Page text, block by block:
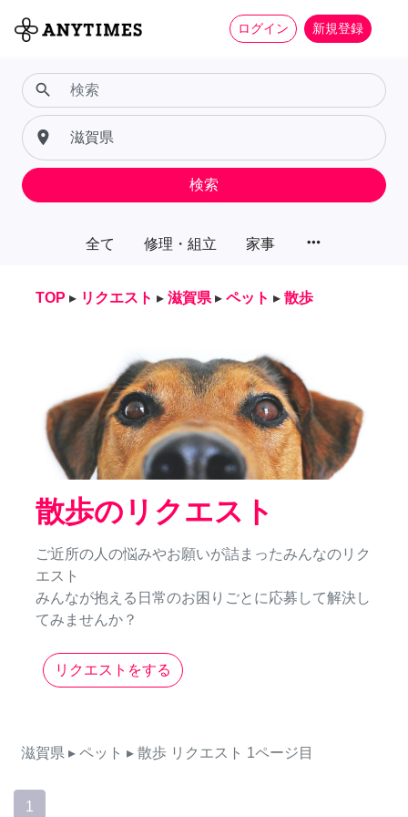
ログイン 新規登録
全て 修理・組立 家事 more_horiz
search
place
検索
TOP ▸ リクエスト ▸ 滋賀県 ▸ ペット ▸ 散歩
散歩のリクエスト
ご近所の人の悩みやお願いが詰まったみんなのリク
エスト
みんなが抱える日常のお困りごとに応募して解決し
てみませんか？
リクエストをする
滋賀県 ▸ ペット ▸ 散歩 リクエスト 1ページ目
1